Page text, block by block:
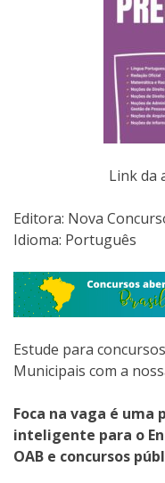
Link da
Editora:‎ Nova
Idioma: Português
Estude para
Municipais com a
Foca na vaga é
inteligente para o
OAB e concursos